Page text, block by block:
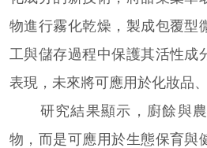
物進行霧化乾燥，製成包覆型
工與儲存過程中保護其活性成
表現，未來將可應用於化妝品
研究結果顯示，廚餘與農
物，而是可應用於生態保育與